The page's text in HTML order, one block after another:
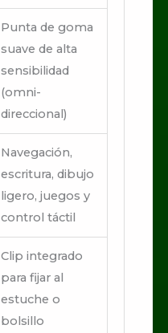
Punta de goma
suave de alta
sensibilidad
(omni-
direccional)
Navegación,
escritura, dibujo
ligero, juegos y
control táctil
Clip integrado
para fijar al
estuche o
bolsillo